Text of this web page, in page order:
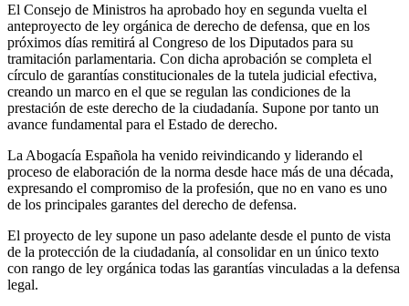
El Consejo de Ministros ha aprobado hoy en segunda vuelta el
anteproyecto de ley orgánica de derecho de defensa, que en los
próximos días remitirá al Congreso de los Diputados para su
tramitación parlamentaria. Con dicha aprobación se completa el
círculo de garantías constitucionales de la tutela judicial efectiva,
creando un marco en el que se regulan las condiciones de la
prestación de este derecho de la ciudadanía. Supone por tanto un
avance fundamental para el Estado de derecho.
La Abogacía Española ha venido reivindicando y liderando el
proceso de elaboración de la norma desde hace más de una década,
expresando el compromiso de la profesión, que no en vano es uno
de los principales garantes del derecho de defensa.
El proyecto de ley supone un paso adelante desde el punto de vista
de la protección de la ciudadanía, al consolidar en un único texto
con rango de ley orgánica todas las garantías vinculadas a la defensa
legal.